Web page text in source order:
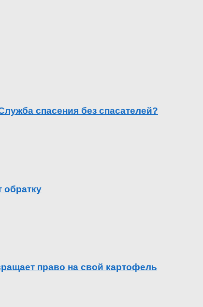
спасения без спасателей?
обратку
право на свой картофель